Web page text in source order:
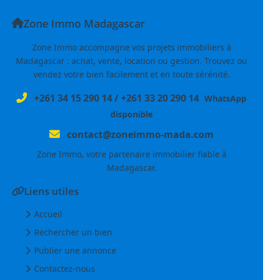
Zone Immo Madagascar
Zone Immo accompagne vos projets immobiliers à
Madagascar : achat, vente, location ou gestion. Trouvez ou
vendez votre bien facilement et en toute sérénité.
+261 34 15 290 14/+261 33 20 290 14 WhatsApp
disponible
contact@zoneimmo-mada.com
Zone Immo, votre partenaire immobilier fiable à
Madagascar.
Liens utiles
Accueil
Rechercher un bien
Publier une annonce
Contactez-nous